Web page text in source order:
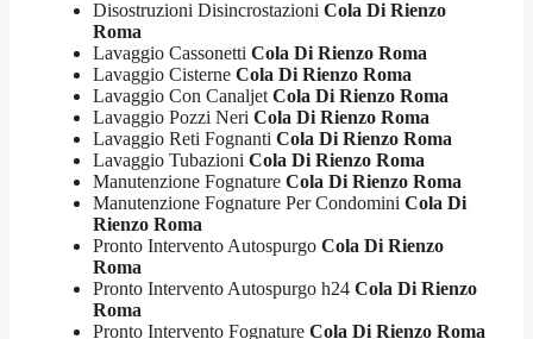
Disostruzioni Disincrostazioni Cola Di Rienzo
Roma
Lavaggio Cassonetti Cola Di Rienzo Roma
Lavaggio Cisterne Cola Di Rienzo Roma
Lavaggio Con Canaljet Cola Di Rienzo Roma
Lavaggio Pozzi Neri Cola Di Rienzo Roma
Lavaggio Reti Fognanti Cola Di Rienzo Roma
Lavaggio Tubazioni Cola Di Rienzo Roma
Manutenzione Fognature Cola Di Rienzo Roma
Manutenzione Fognature Per Condomini Cola Di
Rienzo Roma
Pronto Intervento Autospurgo Cola Di Rienzo
Roma
Pronto Intervento Autospurgo h24 Cola Di Rienzo
Roma
Pronto Intervento Fognature Cola Di Rienzo Roma